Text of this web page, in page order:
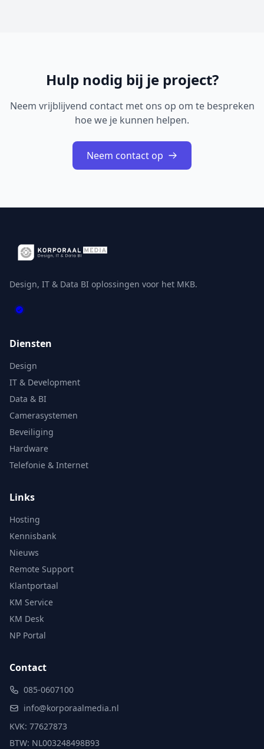
Hulp nodig bij je project?
Neem vrijblijvend contact met ons op om te bespreken
hoe we je kunnen helpen.
Neem contact op
Design, IT & Data BI oplossingen voor het MKB.
Diensten
Design
IT & Development
Data & BI
Camerasystemen
Beveiliging
Hardware
Telefonie & Internet
Links
Hosting
Kennisbank
Nieuws
Remote Support
Klantportaal
KM Service
KM Desk
NP Portal
Contact
085-0607100
info@korporaalmedia.nl
KVK: 77627873
BTW: NL003248498B93